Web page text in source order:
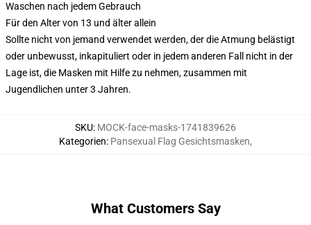
Waschen nach jedem Gebrauch
Für den Alter von 13 und älter allein
Sollte nicht von jemand verwendet werden, der die Atmung belästigt
oder unbewusst, inkapituliert oder in jedem anderen Fall nicht in der
Lage ist, die Masken mit Hilfe zu nehmen, zusammen mit
Jugendlichen unter 3 Jahren.
SKU: MOCK-face-masks-1741839626
Kategorien: Pansexual Flag Gesichtsmasken,
What Customers Say